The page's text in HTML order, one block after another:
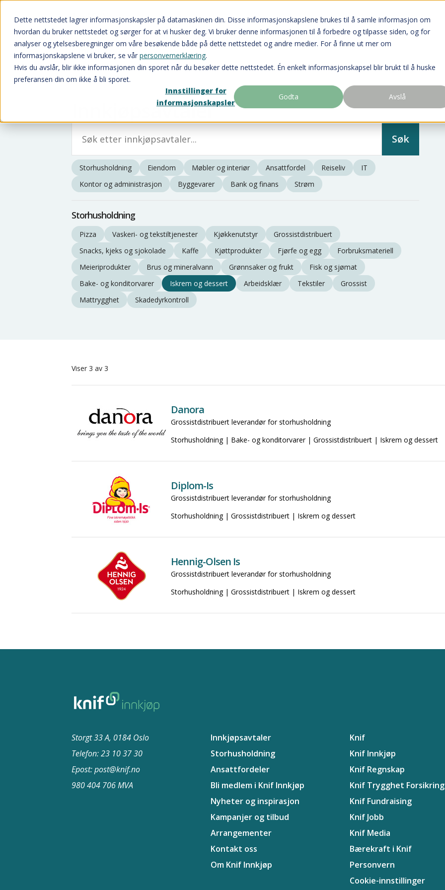
Dette nettstedet lagrer informasjonskapsler på datamaskinen din. Disse informasjonskapslene brukes til å samle informasjon om
hvordan du bruker nettstedet og sørger for at vi husker deg. Vi bruker denne informasjonen til å forbedre og tilpasse siden, og for
analyser og ytelsesberegninger om våre besøkende både på dette nettstedet og andre medier. For å finne ut mer om
informasjonskapslene vi bruker, se vår personvernerklæring.
Hvis du avslår, blir ikke informasjonen din sporet når du besøker dette nettstedet. Én enkelt informasjonskapsel blir brukt til å huske
preferansen din om ikke å bli sporet.
Innstillinger for
informasjonskapsler
Godta Avslå
Innkjøp
Innkjøpsavtaler
Storhusholdning Eiendom Møbler og interiør Ansattfordel Reiseliv
IT
Kontor og administrasjon
Byggevarer Bank og finans Strøm
Storhusholdning
Pizza Vaskeri- og tekstiltjenester Kjøkkenutstyr
Grossistdistribuert
Snacks, kjeks og sjokolade
Kaffe Kjøttprodukter Fjørfe og egg
Forbruksmateriell
Meieriprodukter
Brus og mineralvann Grønnsaker og frukt
Fisk og sjømat
Bake- og konditorvarer
Iskrem og dessert Arbeidsklær Tekstiler
Grossist
Mattrygghet
Skadedyrkontroll
Viser 3 av 3
Danora
Grossistdistribuert leverandør for storhusholdning
Storhusholdning | Bake- og konditorvarer | Grossistdistribuert | Iskrem og dessert
Diplom-Is
Grossistdistribuert leverandør for storhusholdning
Storhusholdning | Grossistdistribuert | Iskrem og dessert
Hennig-Olsen Is
Grossistdistribuert leverandør for storhusholdning
Storhusholdning | Grossistdistribuert | Iskrem og dessert
Storgt 33 A, 0184 Oslo
Telefon: 23 10 37​ 30
Epost: post@knif.no
980 404 706 MVA
Innkjøpsavtaler
Storhusholdning
Ansattfordeler
Bli medlem i Knif Innkjøp
Nyheter og inspirasjon
Kampanjer og tilbud
Arrangementer
Kontakt oss
Om Knif Innkjøp
Knif
Knif Innkjøp
Knif Regnskap
Knif Trygghet Forsikring
Knif Fundraising
Knif Jobb
Knif Media
Bærekraft i Knif
Personvern
Cookie-innstillinger